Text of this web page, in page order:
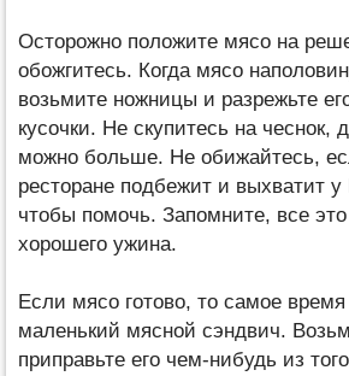
Осторожно положите мясо на
обожгитесь. Когда мясо
возьмите ножницы и разрежьте
кусочки. Не скупитесь на чеснок,
можно больше. Не обижайтесь,
ресторане подбежит и выхватит
чтобы помочь. Запомните, все
хорошего ужина.
Если мясо готово, то самое время
маленький мясной сэндвич.
приправьте его чем-нибудь из